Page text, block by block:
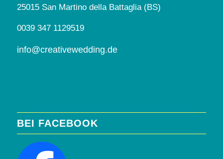
25015 San Martino della Battaglia (BS)
0039 347 1129519
info@creativewedding.de
BEI FACEBOOK